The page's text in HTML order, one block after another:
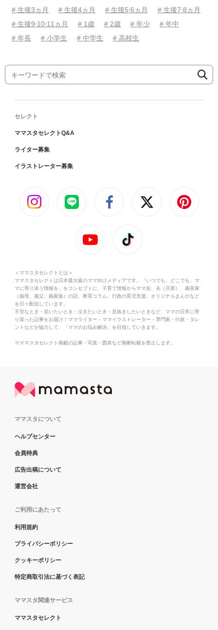
# 生後3ヵ月
# 生後4ヵ月 # 生後5⋅6ヵ月
# 生後7⋅8ヵ月
# 生後9⋅10⋅11ヵ月
# 1歳 # 2歳 # 年少
# 年中
# 年長
# 小学生 # 中学生 # 高校生
セレクト
ママスタセレクトQ&A
ライター募集
イラストレーター募集
＜ママスタセレクトとは＞
ママスタセレクトは日本最大級のママ向けメディアです。「いつでも、どこでも、マ
マに寄り添う情報を」をコンセプトに、子育て情報からママ友、夫（旦那）、義実家
（義母、義父、義家族）の話、教育コラム、行政の育児支援、オリジナルまんがなど
を日々配信しています。
不安なとき・笑いたいとき・泣きたいとき・息抜きしたいときなど、ママの日常に寄
り添った記事をお届け！ママライター・ママイラストレーター・専門家・行政・タレ
ントなどが協力して、「ママのお悩み解決」を目指していきます。
※ママスタセレクト掲載の記事・写真・図表など無断転載を禁止します。
ママスタについて
ヘルプセンター
会員特典
広告出稿について
運営会社
ご利用にあたって
利用規約
プライバシーポリシー
クッキーポリシー
特定商取引法に基づく表記
ママスタ関連サービス
ママスタセレクト